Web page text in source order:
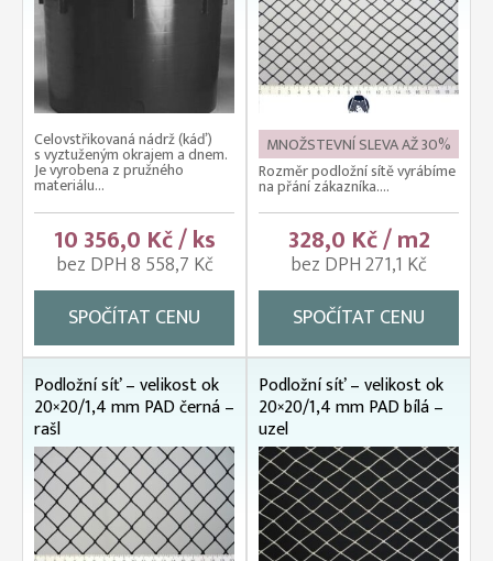
Celovstřikovaná nádrž (káď)
s vyztuženým okrajem a dnem.
Je vyrobena z pružného
materiálu...
10 356,0 Kč / ks
bez DPH 8 558,7 Kč
SPOČÍTAT CENU
MNOŽSTEVNÍ SLEVA AŽ 30%
Rozměr podložní sítě vyrábíme
na přání zákazníka....
328,0 Kč / m2
bez DPH 271,1 Kč
SPOČÍTAT CENU
Podložní síť – velikost ok
20×20/1,4 mm PAD černá –
rašl
Podložní síť – velikost ok
20×20/1,4 mm PAD bílá –
uzel